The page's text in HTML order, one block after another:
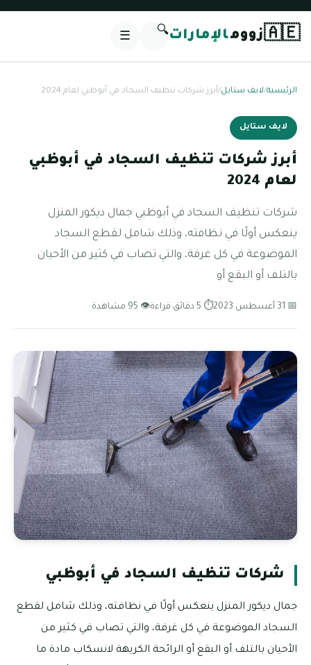
🇦🇪زوومالإمارات🔍
☰
الرئيسية/لايف ستايل/أبرز شركات تنظيف السجاد في أبوظبي لعام 2024
لايف ستايل
أبرز شركات تنظيف السجاد في أبوظبي
لعام 2024
شركات تنظيف السجاد في أبوظبي جمال ديكور المنزل
ينعكس أولًا في نظافته، وذلك شامل لقطع السجاد
الموضوعة في كل غرفة، والتي تصاب في كثير من الأحيان
بالتلف أو البقع أو
📅 31 أغسطس 2023 ⏱ 5 دقائق قراءة 👁 95 مشاهدة
شركات تنظيف السجاد في أبوظبي
جمال ديكور المنزل ينعكس أولًا في نظافته، وذلك شامل لقطع
السجاد الموضوعة في كل غرفة، والتي تصاب في كثير من
الأحيان بالتلف أو البقع أو الرائحة الكريهة لانسكاب مادة ما